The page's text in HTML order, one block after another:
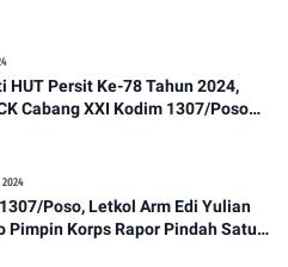
HUT Persit Ke-78 Tahun 2024,
Cabang XXI Kodim 1307/Poso
2024
Poso, Letkol Arm Edi Yulian
Pimpin Korps Rapor Pindah Satuan